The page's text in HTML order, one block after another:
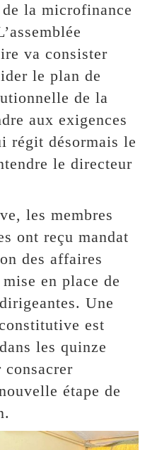
la microfinance
va consister
le plan de
de la
aux exigences
régit désormais le
le directeur
les membres
ont reçu mandat
des affaires
en place de
Une
est
les quinze
étape de